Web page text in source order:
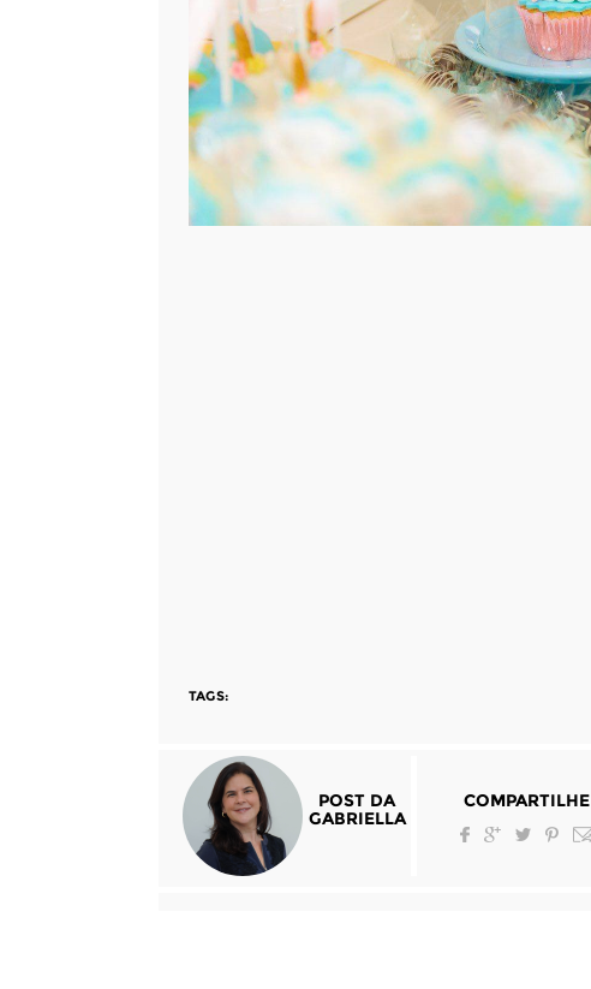
TAGS:
POST DA
GABRIELLA
COMPARTILHE